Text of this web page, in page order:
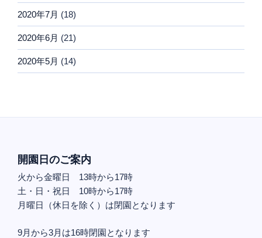
2020年7月 (18)
2020年6月 (21)
2020年5月 (14)
開園日のご案内
火から金曜日 13時から17時
土・日・祝日 10時から17時
月曜日（休日を除く）は閉園となります
9月から3月は16時閉園となります